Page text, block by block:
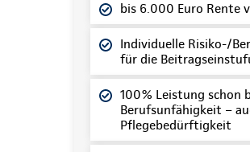
bis 6.000 Euro Rente
Individuelle Risiko-/
für die
100% Leistung schon
Berufsunfähigkeit –
Pflegebedürftigkeit